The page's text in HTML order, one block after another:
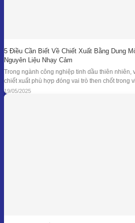
5 Điều Cần Biết Về Chiết Xuất Bằng Dung
Nguyên Liệu Nhạy Cảm
Trong ngành công nghiệp tinh dầu thiên nhiên,
chiết xuất phù hợp đóng vai trò then chốt trong
thành phẩm – đặc biệt là đối với những loại
Khi các phương pháp truyền thống như chưng
19/05/2025